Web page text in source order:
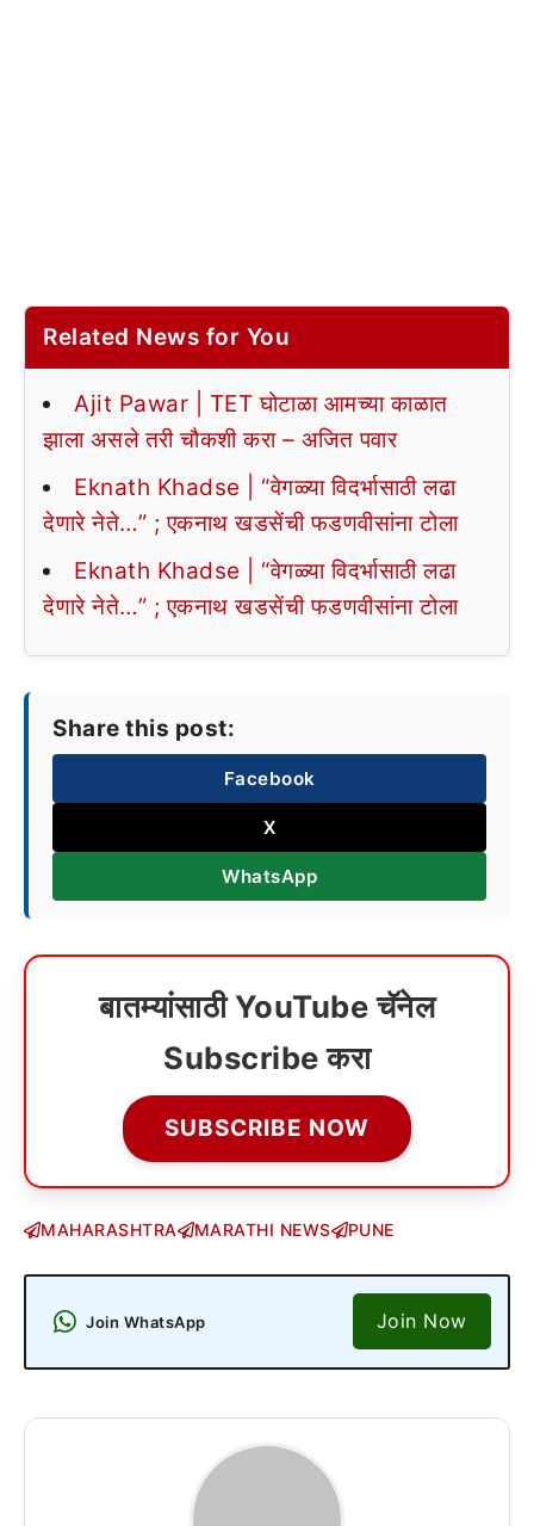
Related News for You
Ajit Pawar | TET घोटाळा आमच्या काळात
झाला असले तरी चौकशी करा – अजित पवार
Eknath Khadse | “वेगळ्या विदर्भासाठी लढा
देणारे नेते…” ; एकनाथ खडसेंची फडणवीसांना टोला
Eknath Khadse | “वेगळ्या विदर्भासाठी लढा
देणारे नेते…” ; एकनाथ खडसेंची फडणवीसांना टोला
Share this post:
Facebook
X
WhatsApp
बातम्यांसाठी YouTube चॅनेल
Subscribe करा
SUBSCRIBE NOW
MAHARASHTRA MARATHI NEWS PUNE
Join WhatsApp Join Now